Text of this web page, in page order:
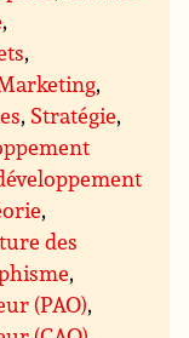
,
,
,
, Stratégie,
,
des
,
(PAO),